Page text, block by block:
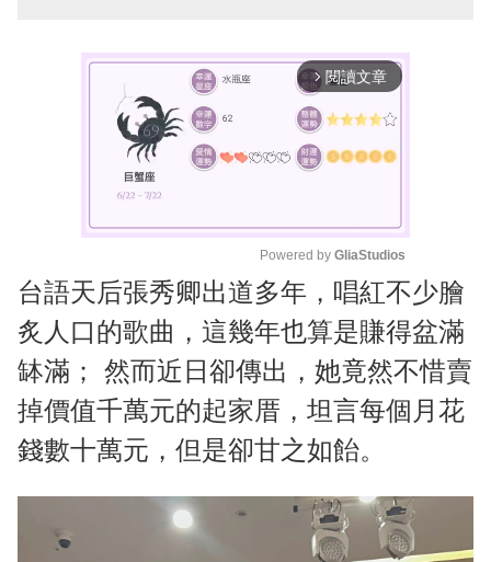
arrow_forward_ios 閱讀文章
M
u
t
e
Powered by GliaStudios
台語天后張秀卿出道多年，唱紅不少膾
炙人口的歌曲，這幾年也算是賺得盆滿
缽滿； 然而近日卻傳出，她竟然不惜賣
掉價值千萬元的起家厝，坦言每個月花
錢數十萬元，但是卻甘之如飴。